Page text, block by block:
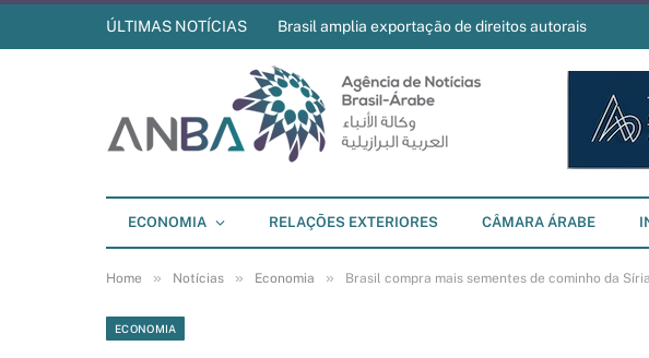
ÚLTIMAS NOTÍCIAS Brasil amplia exportação de direitos autorais
ECONOMIA RELAÇÕES EXTERIORES CÂMARA ÁRABE
Home » Notícias » Economia » Brasil compra mais sementes de cominho da Síria
ECONOMIA